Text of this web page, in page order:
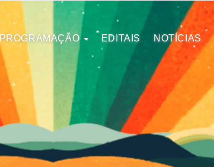
PROGRAMAÇÃO EDITAIS NOTÍCIAS